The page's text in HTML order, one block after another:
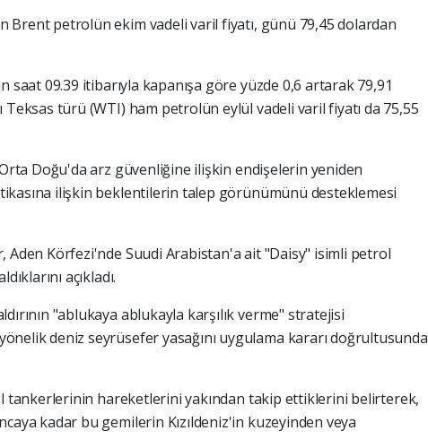
Brent petrolün ekim vadeli varil fiyatı, günü 79,45 dolardan
09.39 itibarıyla kapanışa göre yüzde 0,6 artarak 79,91
Teksas türü (WTI) ham petrolün eylül vadeli varil fiyatı da 75,55
Doğu'da arz güvenliğine ilişkin endişelerin yeniden
ilişkin beklentilerin talep görünümünü desteklemesi
Aden Körfezi'nde Suudi Arabistan'a ait "Daisy" isimli petrol
açıkladı.
"ablukaya ablukayla karşılık verme" stratejisi
deniz seyrüsefer yasağını uygulama kararı doğrultusunda
tankerlerinin hareketlerini yakından takip ettiklerini belirterek,
kadar bu gemilerin Kızıldeniz'in kuzeyinden veya